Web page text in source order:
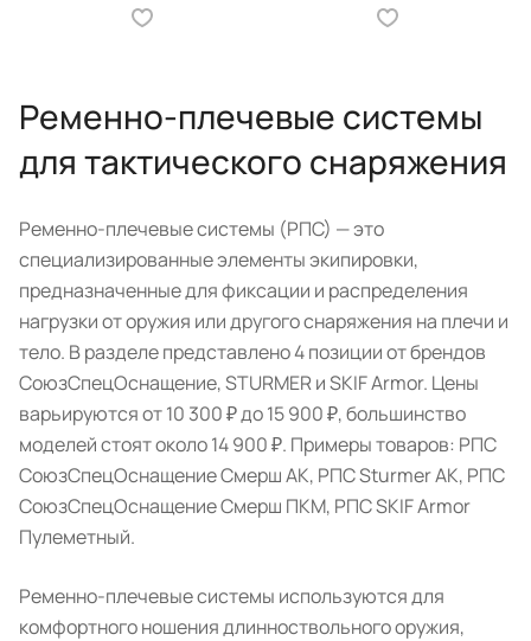
Ременно-плечевые системы
для тактического снаряжения
Ременно-плечевые системы (РПС) — это
специализированные элементы экипировки,
предназначенные для фиксации и распределения
нагрузки от оружия или другого снаряжения на плечи и
тело. В разделе представлено 4 позиции от брендов
СоюзСпецОснащение, STURMER и SKIF Armor. Цены
варьируются от 10 300 ₽ до 15 900 ₽, большинство
моделей стоят около 14 900 ₽. Примеры товаров: РПС
СоюзСпецОснащение Смерш АК, РПС Sturmer АК, РПС
СоюзСпецОснащение Смерш ПКМ, РПС SKIF Armor
Пулеметный.
Ременно-плечевые системы используются для
комфортного ношения длинноствольного оружия,